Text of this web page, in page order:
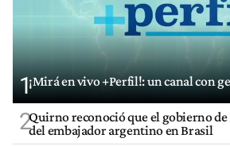
1¡Mirá en vivo +Perfil!: un canal con
2Quirno reconoció que el gobierno
del embajador argentino en Brasil